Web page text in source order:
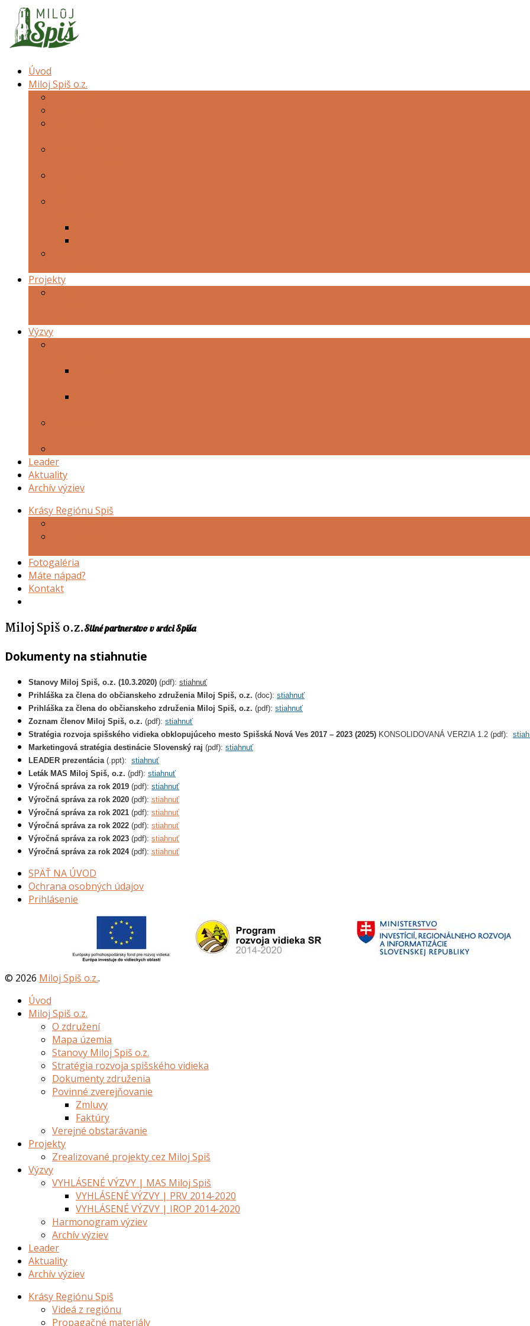
Úvod
Miloj Spiš o.z.
Projekty
Výzvy
Leader
Aktuality
Archív výziev
Krásy Regiónu Spiš
Fotogaléria
Máte nápad?
Kontakt
Miloj Spiš o.z.Silné partnerstvo v srdci Spiša
Dokumenty na stiahnutie
Stanovy Miloj Spiš, o.z. (10.3.2020) (pdf): stiahnuť
Prihláška za člena do občianskeho združenia Miloj Spiš, o.z. (doc): stiahnuť
Prihláška za člena do občianskeho združenia Miloj Spiš, o.z. (pdf): stiahnuť
Zoznam členov Miloj Spiš, o.z. (pdf): stiahnuť
Stratégia rozvoja spišského vidieka obklopujúceho mesto Spišská Nová Ves 2017 – 2023 (2025) KONSOLIDOVANÁ VERZIA 1.2 (pdf):
Marketingová stratégia destinácie Slovenský raj (pdf): stiahnuť
LEADER prezentácia(.ppt): stiahnuť
Leták MAS Miloj Spiš, o.z. (pdf): stiahnuť
Výročná správa za rok 2019 (pdf): stiahnuť
Výročná správa za rok 2020 (pdf): stiahnuť
Výročná správa za rok 2021 (pdf): stiahnuť
Výročná správa za rok 2022 (pdf): stiahnuť
Výročná správa za rok 2023 (pdf): stiahnuť
Výročná správa za rok 2024(pdf): stiahnuť
SPÄŤ NA ÚVOD
Ochrana osobných údajov
Prihlásenie
© 2026 Miloj Spiš o.z..
Úvod
Miloj Spiš o.z.
O združení
Mapa územia
Stanovy Miloj Spiš o.z.
Stratégia rozvoja spišského vidieka
Dokumenty združenia
Povinné zverejňovanie
Zmluvy
Faktúry
Verejné obstarávanie
Projekty
Zrealizované projekty cez Miloj Spiš
Výzvy
VYHLÁSENÉ VÝZVY | MAS Miloj Spiš
VYHLÁSENÉ VÝZVY | PRV 2014-2020
VYHLÁSENÉ VÝZVY | IROP 2014-2020
Harmonogram výziev
Archív výziev
Leader
Aktuality
Archív výziev
Krásy Regiónu Spiš
Videá z regiónu
Propagačné materiály